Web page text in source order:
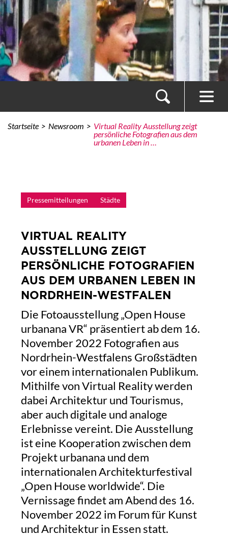
Startseite Newsroom
Virtual Reality Ausstellung zeigt
persönliche Fotografien aus dem
urbanen Leben in …
Pressemitteilungen Städte
VIRTUAL REALITY
AUSSTELLUNG ZEIGT
PERSÖNLICHE FOTOGRAFIEN
AUS DEM URBANEN LEBEN IN
NORDRHEIN-WESTFALEN
Die Fotoausstellung „Open House
urbanana VR“ präsentiert ab dem 16.
November 2022 Fotografien aus
Nordrhein-Westfalens Großstädten
vor einem internationalen Publikum.
Mithilfe von Virtual Reality werden
dabei Architektur und Tourismus,
aber auch digitale und analoge
Erlebnisse vereint. Die Ausstellung
ist eine Kooperation zwischen dem
Projekt urbanana und dem
internationalen Architekturfestival
„Open House worldwide“. Die
Vernissage findet am Abend des 16.
November 2022 im Forum für Kunst
und Architektur in Essen statt.